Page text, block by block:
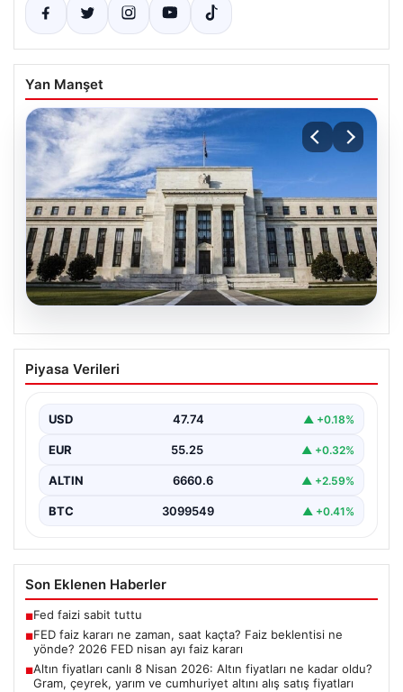
Yan Manşet
07.08.2026
FED faiz kararı ne zaman, saat kaçta?
Faiz beklentisi ne yönde? 2026 FED
Piyasa Verileri
USD 47.74 ▲ +0.18%
EUR 55.25 ▲ +0.32%
ALTIN 6660.6 ▲ +2.59%
BTC 3099549 ▲ +0.41%
Son Eklenen Haberler
■Fed faizi sabit tuttu
■FED faiz kararı ne zaman, saat kaçta? Faiz beklentisi ne
yönde? 2026 FED nisan ayı faiz kararı
■Altın fiyatları canlı 8 Nisan 2026: Altın fiyatları ne kadar oldu?
Gram, çeyrek, yarım ve cumhuriyet altını alış satış fiyatları